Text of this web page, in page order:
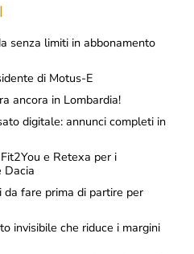
senza limiti in abbonamento
di Motus-E
ancora in Lombardia!
digitale: annunci completi in
e Retexa per i
Dacia
fare prima di partire per
invisibile che riduce i margini